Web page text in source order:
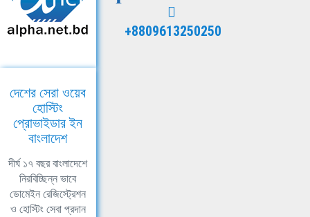
+8809613250250
দেশের সেরা ওয়েব
হোস্টিং
প্রোভাইডার ইন
বাংলাদেশ
দীর্ঘ ১৭ বছর বাংলাদেশে
নিরবিচ্ছিন্ন ভাবে
ডোমেইন রেজিস্ট্রেশন
ও হোস্টিং সেবা প্রদান